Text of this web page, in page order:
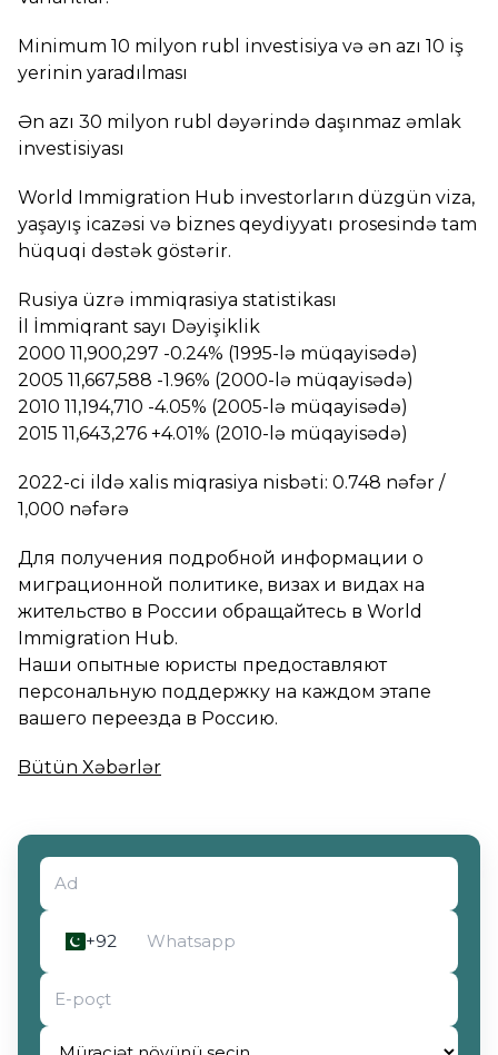
Minimum 10 milyon rubl investisiya və ən azı 10 iş
yerinin yaradılması
Ən azı 30 milyon rubl dəyərində daşınmaz əmlak
investisiyası
World Immigration Hub investorların düzgün viza,
yaşayış icazəsi və biznes qeydiyyatı prosesində tam
hüquqi dəstək göstərir.
Rusiya üzrə immiqrasiya statistikası
İl İmmiqrant sayı Dəyişiklik
2000 11,900,297 -0.24% (1995-lə müqayisədə)
2005 11,667,588 -1.96% (2000-lə müqayisədə)
2010 11,194,710 -4.05% (2005-lə müqayisədə)
2015 11,643,276 +4.01% (2010-lə müqayisədə)
2022-ci ildə xalis miqrasiya nisbəti: 0.748 nəfər /
1,000 nəfərə
Для получения подробной информации о
миграционной политике, визах и видах на
жительство в России обращайтесь в World
Immigration Hub.
Наши опытные юристы предоставляют
персональную поддержку на каждом этапе
вашего переезда в Россию.
Bütün Xəbərlər
+92
Müraciət növünü seçin